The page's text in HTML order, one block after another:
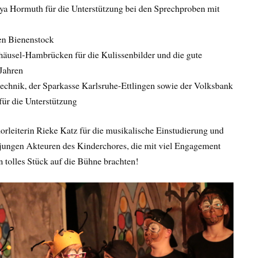
Hormuth für die Unterstützung bei den Sprechproben mit
Bienenstock
Hambrücken für die Kulissenbilder und die gute
der Sparkasse Karlsruhe-Ettlingen sowie der Volksbank
die Unterstützung
Rieke Katz für die musikalische Einstudierung und
Akteuren des Kinderchores, die mit viel Engagement
tolles Stück auf die Bühne brachten!